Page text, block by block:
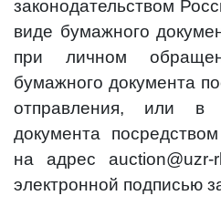
законодательством
виде бумажного
при личном
бумажного документа
отправления, или в
документа
на адрес auction@uzr-
электронной подписью